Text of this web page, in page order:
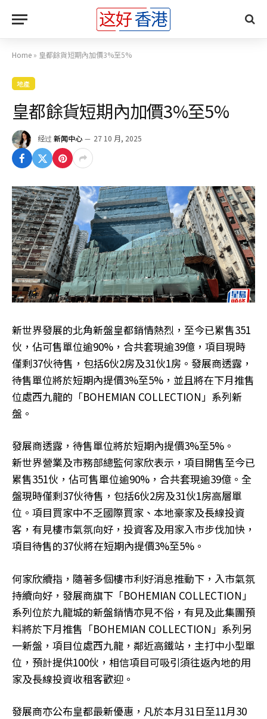
Home » 皇都餘貨短期內加價3%至5%
地產
皇都餘貨短期內加價3%至5%
经过 新闻中心 27 10 月, 2025
新世界發展的北角新盤皇都銷情熱烈，至今已累售351
伙，佔可售單位逾90%，合共套現逾39億，項目現時
僅剩37伙待售，包括6伙2房及31伙1房。發展商透露，
待售單位將於短期內提價3%至5%，並且將在下月推售
位處西九龍的「BOHEMIAN COLLECTION」系列新
盤。
發展商透露，待售單位將於短期內提價3%至5%。
新世界營業及市務部總監何家欣表示，項目開售至今已
累售351伙，佔可售單位逾90%，合共套現逾39億。全
盤現時僅剩37伙待售，包括6伙2房及31伙1房高層單
位。項目買家中不乏國際買家、本地豪家及長線投資
客，有見樓市氣氛向好，投資客及用家入市步伐加快，
項目待售的37伙將在短期內提價3%至5%。
何家欣續指，隨著多個樓市利好消息推動下，入市氣氛
持續向好，發展商旗下「BOHEMIAN COLLECTION」
系列位於九龍城的新盤銷情亦見不俗，有見及此集團預
料將於下月推售「BOHEMIAN COLLECTION」系列另
一新盤，項目位處西九龍，鄰近高鐵站，主打中小型單
位，預計提供100伙，相信項目可吸引須往返內地的用
家及長線投資收租客歡迎。
發展商亦公布皇都最新優惠，凡於本月31日至11月30